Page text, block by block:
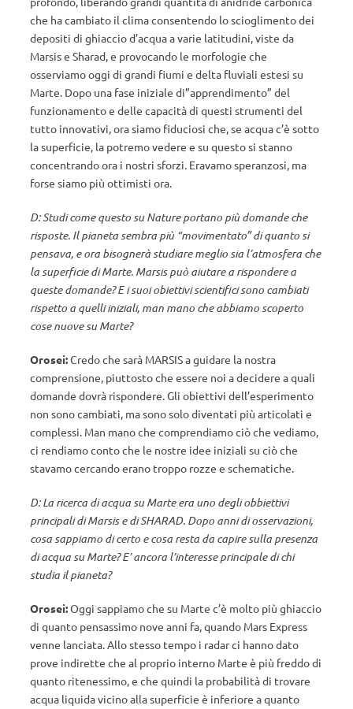
che ha cambiato il clima consentendo lo scioglimento dei
depositi di ghiaccio d’acqua a varie latitudini, viste da
Marsis e Sharad, e provocando le morfologie che
osserviamo oggi di grandi fiumi e delta fluviali estesi su
Marte. Dopo una fase iniziale di”apprendimento” del
funzionamento e delle capacità di questi strumenti del
tutto innovativi, ora siamo fiduciosi che, se acqua c’è sotto
la superficie, la potremo vedere e su questo si stanno
concentrando ora i nostri sforzi. Eravamo speranzosi, ma
forse siamo più ottimisti ora.
D: Studi come questo su Nature portano più domande che
risposte. Il pianeta sembra più “movimentato” di quanto si
pensava, e ora bisognerà studiare meglio sia l’atmosfera che
la superficie di Marte. Marsis può aiutare a rispondere a
queste domande? E i suoi obiettivi scientifici sono cambiati
rispetto a quelli iniziali, man mano che abbiamo scoperto
cose nuove su Marte?
Orosei:Credo che sarà MARSIS a guidare la nostra
comprensione, piuttosto che essere noi a decidere a quali
domande dovrà rispondere. Gli obiettivi dell’esperimento
non sono cambiati, ma sono solo diventati più articolati e
complessi. Man mano che comprendiamo ciò che vediamo,
ci rendiamo conto che le nostre idee iniziali su ciò che
stavamo cercando erano troppo rozze e schematiche.
D: La ricerca di acqua su Marte era uno degli obbiettivi
principali di Marsis e di SHARAD. Dopo anni di osservazioni,
cosa sappiamo di certo e cosa resta da capire sulla presenza
di acqua su Marte? E’ ancora l’interesse principale di chi
studia il pianeta?
Orosei:Oggi sappiamo che su Marte c’è molto più ghiaccio
di quanto pensassimo nove anni fa, quando Mars Express
venne lanciata. Allo stesso tempo i radar ci hanno dato
prove indirette che al proprio interno Marte è più freddo di
quanto ritenessimo, e che quindi la probabilità di trovare
acqua liquida vicino alla superficie è inferiore a quanto